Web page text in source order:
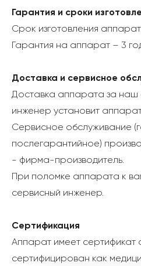
Гарантия и сроки
Срок изготовления
Гарантия на аппарат – 3
Доставка и сервисное
Доставка аппарата за наш
инженер установит
Сервисное обслуживание
послегарантийное)
- фирма-производитель.
При поломке аппарата к
сервисный инженер.
Сертификация
Аппарат имеет сертификат
сертифицирован как